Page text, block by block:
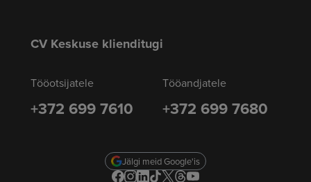
CV Keskuse klienditugi
Tööotsijatele
+372 699 7610
Tööandjatele
+372 699 7680
Jälgi meid Google'is